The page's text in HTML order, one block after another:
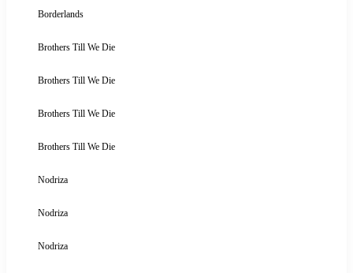
Borderlands
Brothers Till We Die
Brothers Till We Die
Brothers Till We Die
Brothers Till We Die
Nodriza
Nodriza
Nodriza